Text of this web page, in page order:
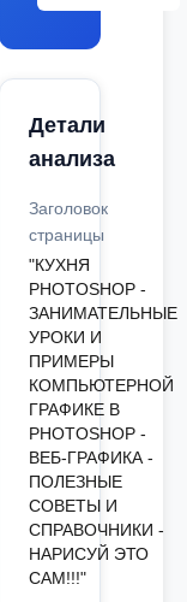
Детали
анализа
Заголовок
страницы
"КУХНЯ
PHOTOSHOP -
ЗАНИМАТЕЛЬНЫЕ
УРОКИ И
ПРИМЕРЫ
КОМПЬЮТЕРНОЙ
ГРАФИКЕ В
PHOTOSHOP -
ВЕБ-ГРАФИКА -
ПОЛЕЗНЫЕ
СОВЕТЫ И
СПРАВОЧНИКИ -
НАРИСУЙ ЭТО
САМ!!!"